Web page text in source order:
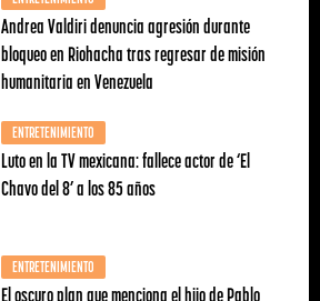
Andrea Valdiri denuncia agresión durante
bloqueo en Riohacha tras regresar de misión
humanitaria en Venezuela
ENTRETENIMIENTO
Luto en la TV mexicana: fallece actor de ‘El
Chavo del 8’ a los 85 años
ENTRETENIMIENTO
El oscuro plan que menciona el hijo de Pablo